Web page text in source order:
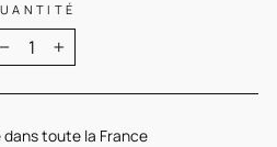
− +
dans toute la France